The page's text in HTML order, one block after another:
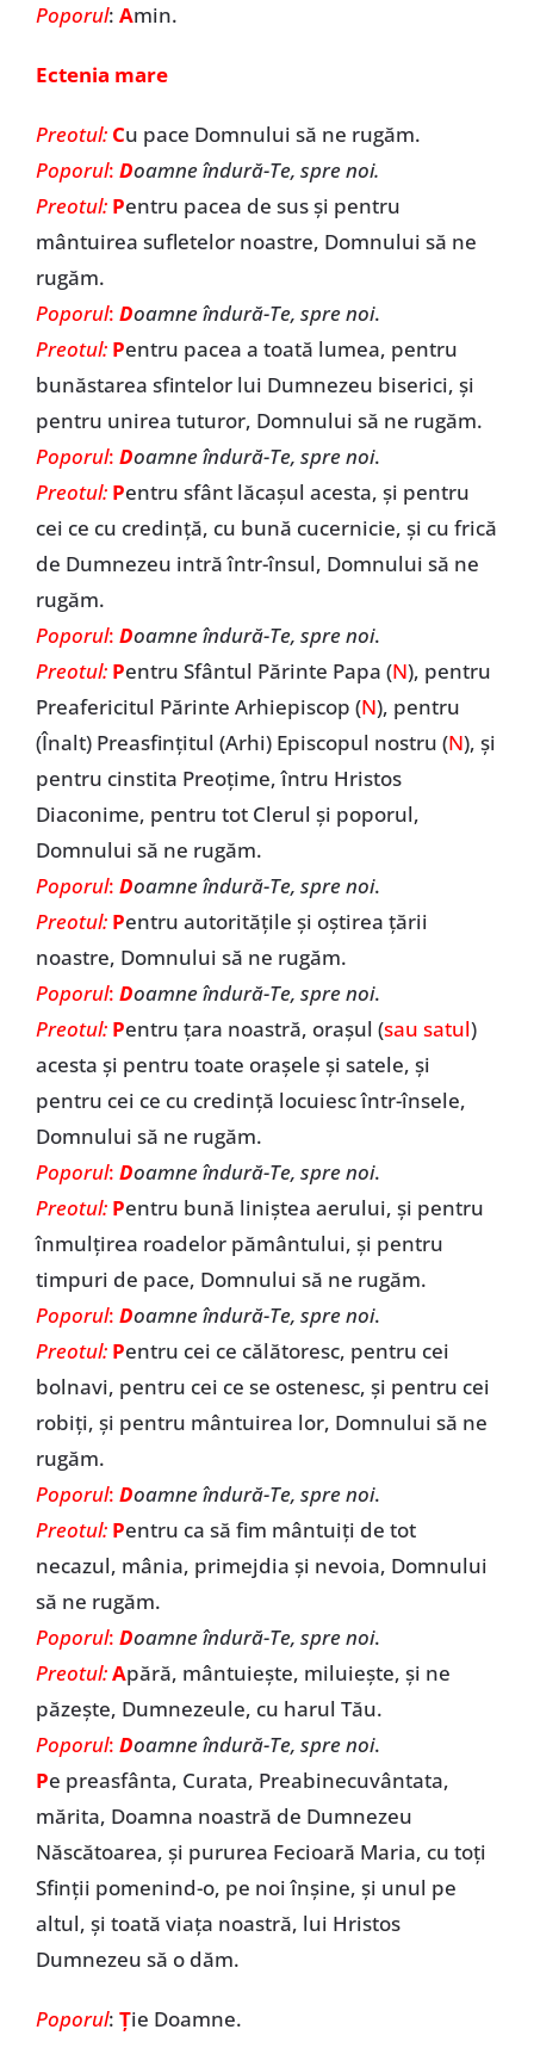
Poporul: Amin.
Ectenia mare
Preotul: Cu pace Domnului să ne rugăm.
Poporul: Doamne îndură-Te, spre noi.
Preotul: Pentru pacea de sus și pentru
mântuirea sufletelor noastre, Domnului să ne
rugăm.
Poporul: Doamne îndură-Te, spre noi.
Preotul: Pentru pacea a toată lumea, pentru
bunăstarea sfintelor lui Dumnezeu biserici, și
pentru unirea tuturor, Domnului să ne rugăm.
Poporul: Doamne îndură-Te, spre noi.
Preotul: Pentru sfânt lăcașul acesta, și pentru
cei ce cu credință, cu bună cucernicie, și cu frică
de Dumnezeu intră într-însul, Domnului să ne
rugăm.
Poporul: Doamne îndură-Te, spre noi.
Preotul: Pentru Sfântul Părinte Papa (N), pentru
Preafericitul Părinte Arhiepiscop (N), pentru
(Înalt) Preasfințitul (Arhi) Episcopul nostru (N), și
pentru cinstita Preoțime, întru Hristos
Diaconime, pentru tot Clerul și poporul,
Domnului să ne rugăm.
Poporul: Doamne îndură-Te, spre noi.
Preotul: Pentru autoritățile și oștirea țării
noastre, Domnului să ne rugăm.
Poporul: Doamne îndură-Te, spre noi.
Preotul: Pentru țara noastră, orașul (sau satul)
acesta și pentru toate orașele și satele, și
pentru cei ce cu credință locuiesc într-însele,
Domnului să ne rugăm.
Poporul: Doamne îndură-Te, spre noi.
Preotul: Pentru bună liniștea aerului, și pentru
înmulțirea roadelor pământului, și pentru
timpuri de pace, Domnului să ne rugăm.
Poporul: Doamne îndură-Te, spre noi.
Preotul: Pentru cei ce călătoresc, pentru cei
bolnavi, pentru cei ce se ostenesc, și pentru cei
robiți, și pentru mântuirea lor, Domnului să ne
rugăm.
Poporul: Doamne îndură-Te, spre noi.
Preotul: Pentru ca să fim mântuiți de tot
necazul, mânia, primejdia și nevoia, Domnului
să ne rugăm.
Poporul: Doamne îndură-Te, spre noi.
Preotul:Apără, mântuiește, miluiește, și ne
păzește, Dumnezeule, cu harul Tău.
Poporul: Doamne îndură-Te, spre noi.
Pe preasfânta, Curata, Preabinecuvântata,
mărita, Doamna noastră de Dumnezeu
Născătoarea, și pururea Fecioară Maria, cu toți
Sfinții pomenind-o, pe noi înșine, și unul pe
altul, și toată viața noastră, lui Hristos
Dumnezeu să o dăm.
Poporul: Ție Doamne.